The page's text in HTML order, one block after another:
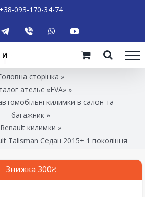
+38-093-170-34-74
сторінка »
ательє «EVA»»
килимки в салон та
багажник »
Renault килимки »
Talisman Седан 2015+ 1 покоління
Знижка 300₴